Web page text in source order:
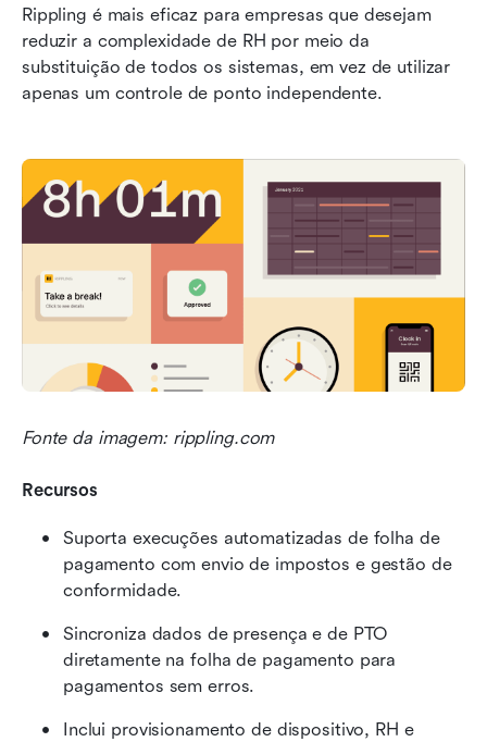
Rippling é mais eficaz para empresas que desejam
reduzir a complexidade de RH por meio da
substituição de todos os sistemas, em vez de utilizar
apenas um controle de ponto independente.
Fonte da imagem: rippling.com
Recursos
Suporta execuções automatizadas de folha de
pagamento com envio de impostos e gestão de
conformidade.
Sincroniza dados de presença e de PTO
diretamente na folha de pagamento para
pagamentos sem erros.
Inclui provisionamento de dispositivo, RH e